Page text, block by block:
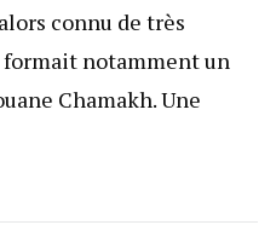
connu de très
formait notamment un
Chamakh. Une